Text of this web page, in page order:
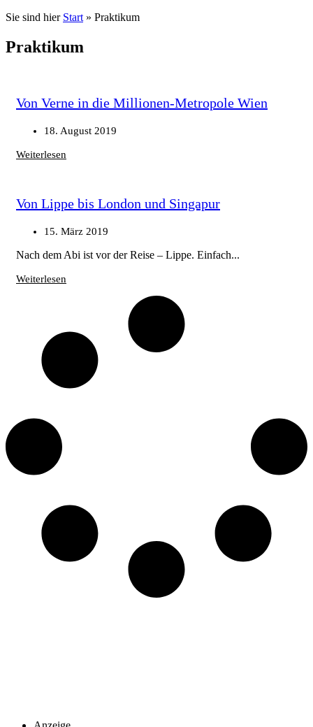
Sie sind hier Start » Praktikum
Praktikum
Von Verne in die Millionen-Metropole Wien
18. August 2019
Weiterlesen
Von Lippe bis London und Singapur
15. März 2019
Nach dem Abi ist vor der Reise – Lippe. Einfach...
Weiterlesen